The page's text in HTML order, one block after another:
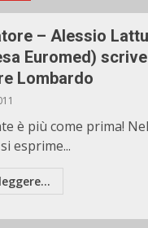
– Alessio
Euromed)
Lombardo
è più come prima!
esprime...